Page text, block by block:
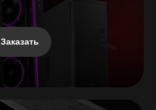
Заказать